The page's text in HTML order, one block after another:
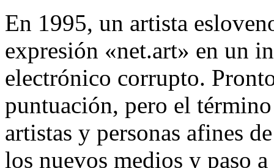
En 1995, un artista
expresión «net.art» en un
electrónico corrupto.
puntuación, pero el
artistas y personas afines
los nuevos medios y paso